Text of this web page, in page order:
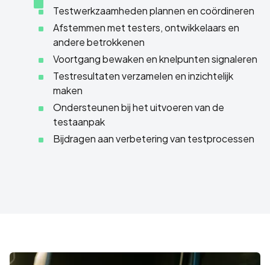
Testwerkzaamheden plannen en coördineren
Afstemmen met testers, ontwikkelaars en
andere betrokkenen
Voortgang bewaken en knelpunten signaleren
Testresultaten verzamelen en inzichtelijk
maken
Ondersteunen bij het uitvoeren van de
testaanpak
Bijdragen aan verbetering van testprocessen